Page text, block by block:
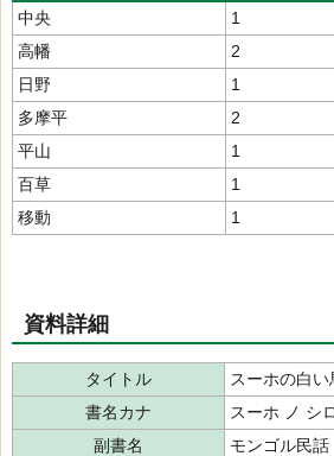
中央
1
高幡
2
日野
1
多摩平
2
平山
1
百草
1
移動
1
資料詳細
タイトル
スーホの白い
書名カナ
スーホ ノ シ
副書名
モンゴル民話